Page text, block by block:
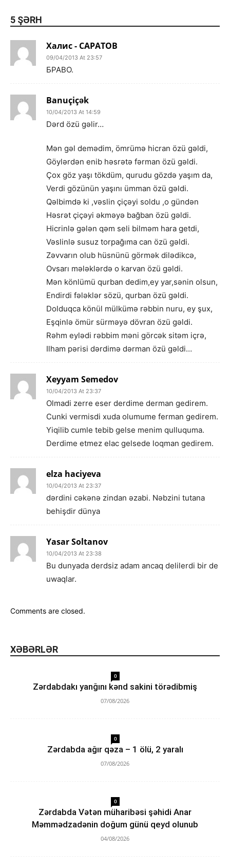
5 ŞƏRH
Халис - САРАТОВ
09/04/2013 At 23:57
БРАВО.
Banuçiçək
10/04/2013 At 14:59
Dərd özü gəlir…
Mən gəl demədim, ömrümə hicran özü gəldi,
Göylərdən enib həsrətə fərman özü gəldi.
Çox göz yaşı tökdüm, qurudu gözdə yaşım da,
Verdi gözünün yaşını ümman özü gəldi.
Qəlbimdə ki ,vəslin çiçəyi soldu ,o gündən
Həsrət çiçəyi əkməyə bağban özü gəldi.
Hicrinlə gələn qəm seli bilməm hara getdi,
Vəslinlə susuz torpağıma can özü gəldi.
Zəvvarın olub hüsnünü görmək dilədikcə,
Ovsarı mələklərdə o karvan özü gəldi.
Mən könlümü qurban dedim,ey yar,sənin olsun,
Endirdi fələklər sözü, qurban özü gəldi.
Dolduqca könül mülkümə rəbbin nuru, ey şux,
Eşqinlə ömür sürməyə dövran özü gəldi.
Rəhm eylədi rəbbim məni görcək sitəm içrə,
Ilham pərisi dərdimə dərman özü gəldi…
Xeyyam Semedov
10/04/2013 At 23:37
Olmadi zerre eser derdime derman gedirem.
Cunki vermisdi xuda olumume ferman gedirem.
Yiqilib cumle tebib gelse menim qulluquma.
Derdime etmez elac gelsede loqman gedirem.
elza haciyeva
10/04/2013 At 23:37
dərdini cəkənə zindan əzabi. Nəbzini tutana
behişdir dünya
Yasar Soltanov
10/04/2013 At 23:38
Bu dunyada derdsiz adam ancaq delilerdi bir de
uwaqlar.
Comments are closed.
XƏBƏRLƏR
0
Zərdabdakı yanğını kənd sakini törədibmiş
07/08/2026
0
Zərdabda ağır qəza – 1 ölü, 2 yaralı
07/08/2026
0
Zərdabda Vətən müharibəsi şəhidi Anar
Məmmədzadənin doğum günü qeyd olunub
04/08/2026